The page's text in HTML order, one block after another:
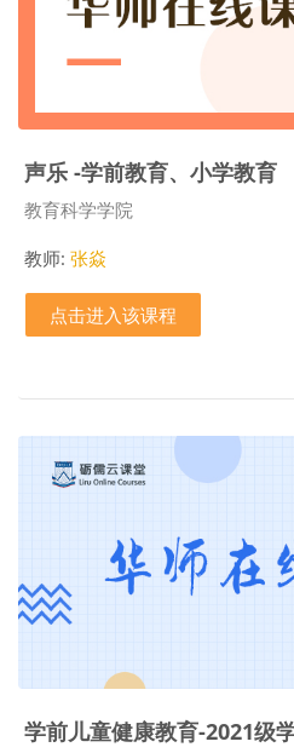
声乐 -学前教育、小学教育
课程类别
教育科学学院
教师: 张焱
点击进入该课程
学前儿童健康教育-2021级